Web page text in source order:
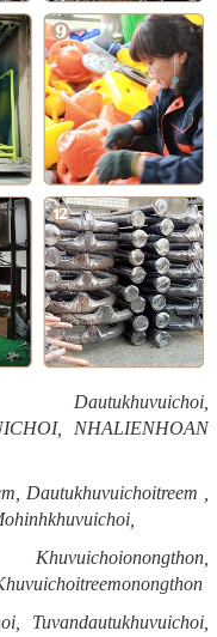
NHALIENHOAN
Dautukhuvuichoitreem ,
Tuvandautukhuvuichoi,